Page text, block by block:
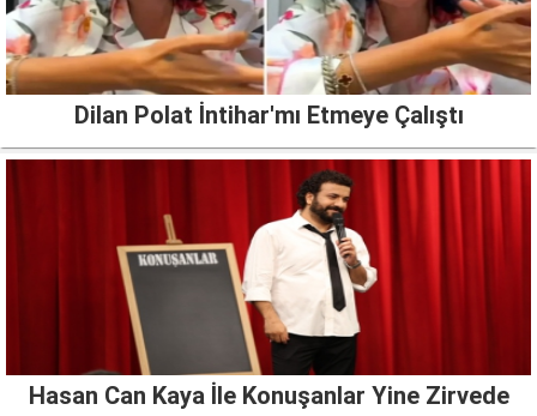
Dilan Polat İntihar'mı Etmeye Çalıştı
Hasan Can Kaya İle Konuşanlar Yine Zirvede